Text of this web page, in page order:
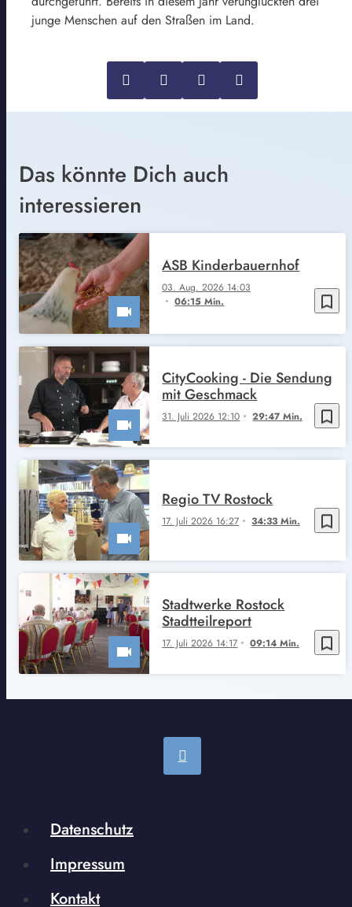
junge Menschen auf den Straßen im Land.
Das könnte Dich auch
interessieren
bookmark_border
03. Aug. 2026 14:03
06:15 Min.
ASB Kinderbauernhof
bookmark_border
31. Juli 2026 12:10 29:47 Min.
CityCooking - Die Sendung
mit Geschmack
bookmark_border
17. Juli 2026 16:27 34:33 Min.
Regio TV Rostock
bookmark_border
17. Juli 2026 14:17 09:14 Min.
Stadtwerke Rostock
Stadtteilreport
Datenschutz
Impressum
Kontakt